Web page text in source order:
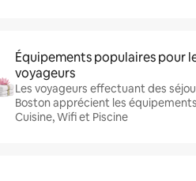
Équipements populaires pour
voyageurs
Les voyageurs effectuant des
Boston apprécient les
Cuisine, Wifi et Piscine